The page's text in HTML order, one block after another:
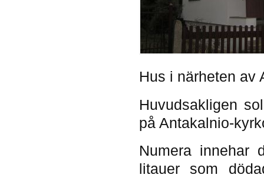
Hus i närheten av
Huvudsakligen
på Antakalnio-
Numera innehar
litauer som